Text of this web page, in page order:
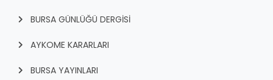
BURSA GÜNLÜĞÜ DERGİSİ
AYKOME KARARLARI
BURSA YAYINLARI